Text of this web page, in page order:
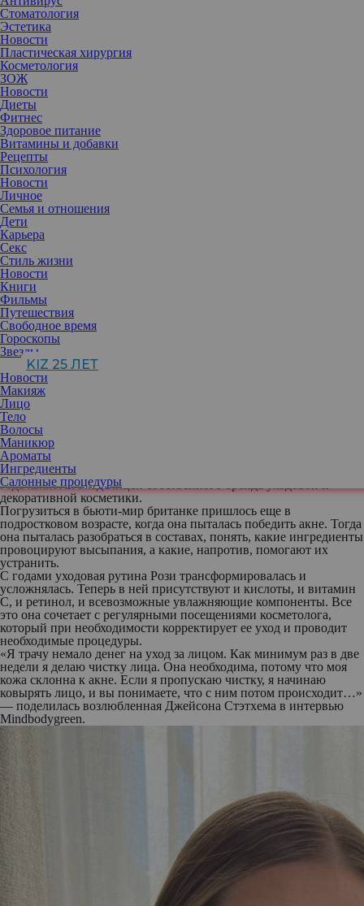
Стоматология
Эстетика
Новости
Пластическая хирургия
Косметология
ЗОЖ
Новости
Диеты
Фитнес
Здоровое питание
Витамины и добавки
Рецепты
Психология
Новости
Личное
Семья и отношения
Дети
Карьера
Секс
Стиль жизни
Новости
Книги
Фильмы
Путешествия
Свободное время
Гороскопы
Звезды
KIZ 25 ЛЕТ
Новости
Макияж
Лицо
Тело
Волосы
Маникюр
Ароматы
Ингредиенты
Салонные процедуры
Для нее забота о собственной внешности — часть работы, а не
просто приятная рутина, и в этом деле она настоящий профи.
«Мое лицо — это моя работа», — утверждала в одном из своих
интервью ныне 36-летняя Рози Хантингтон-Уайтли, которая на
протяжении двух десятилетий строит карьеру модели и с 2021
года является владелицей собственного бренда уходовой и
декоративной косметики.
Погрузиться в бьюти-мир британке пришлось еще в
подростковом возрасте, когда она пыталась победить акне. Тогда
она пыталась разобраться в составах, понять, какие ингредиенты
провоцируют высыпания, а какие, напротив, помогают их
устранить.
С годами уходовая рутина Рози трансформировалась и
усложнялась. Теперь в ней присутствуют и кислоты, и витамин
C, и ретинол, и всевозможные увлажняющие компоненты. Все
это она сочетает с регулярными посещениями косметолога,
который при необходимости корректирует ее уход и проводит
необходимые процедуры.
«Я трачу немало денег на уход за лицом. Как минимум раз в две
недели я делаю чистку лица. Она необходима, потому что моя
кожа склонна к акне. Если я пропускаю чистку, я начинаю
ковырять лицо, и вы понимаете, что с ним потом происходит…»
— поделилась возлюбленная Джейсона Стэтхема в интервью
Mindbodygreen.